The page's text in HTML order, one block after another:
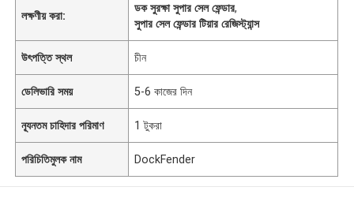
লক্ষণীয় করা:
ডক সুরক্ষা সুপার সেল ফেন্ডার,
সুপার সেল ফেন্ডার টিয়ার রেজিস্ট্যান্স
উৎপত্তি স্থল চীন
ডেলিভারি সময় 5-6 কাজের দিন
ন্যূনতম চাহিদার পরিমাণ 1 টুকরা
পরিচিতিমুলক নাম DockFender